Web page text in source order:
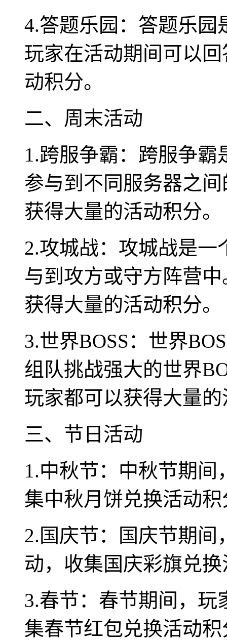
4.答题乐园：答题乐园
玩家在活动期间可以
动积分。
二、周末活动
1.跨服争霸：跨服争霸
参与到不同服务器之
获得大量的活动积分。
2.攻城战：攻城战是
与到攻方或守方阵营
获得大量的活动积分。
3.世界BOSS：世界
组队挑战强大的世界
玩家都可以获得大量
三、节日活动
1.中秋节：中秋节期
集中秋月饼兑换活动积
2.国庆节：国庆节期
动，收集国庆彩旗兑
3.春节：春节期间，
集春节红包兑换活动积